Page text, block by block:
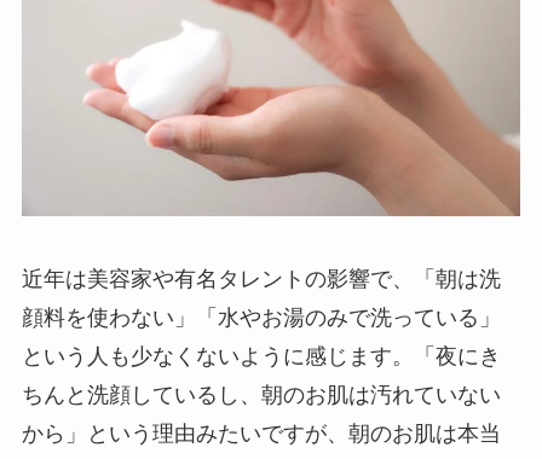
近年は美容家や有名タレントの影響で、「朝は洗
顔料を使わない」「水やお湯のみで洗っている」
という人も少なくないように感じます。「夜にき
ちんと洗顔しているし、朝のお肌は汚れていない
から」という理由みたいですが、朝のお肌は本当